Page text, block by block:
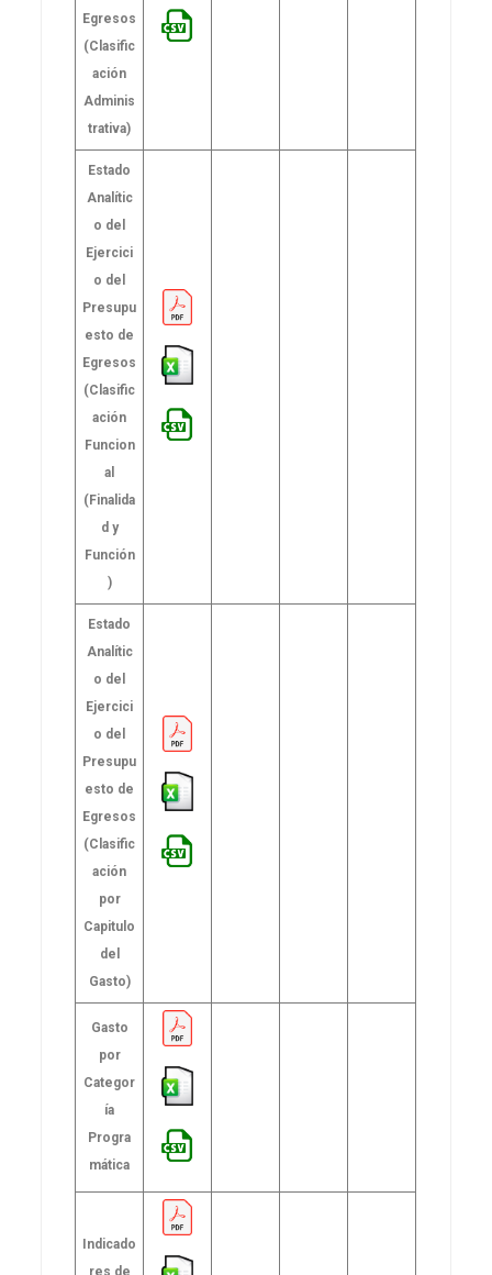
Egresos
(Clasific
ación
Adminis
trativa)
Estado
Analític
o del
Ejercici
o del
Presupu
esto de
Egresos
(Clasific
ación
Funcion
al
(Finalida
d y
Función
)
Estado
Analític
o del
Ejercici
o del
Presupu
esto de
Egresos
(Clasific
ación
por
Capitulo
del
Gasto)
Gasto
por
Categor
ía
Progra
mática
Indicado
res de